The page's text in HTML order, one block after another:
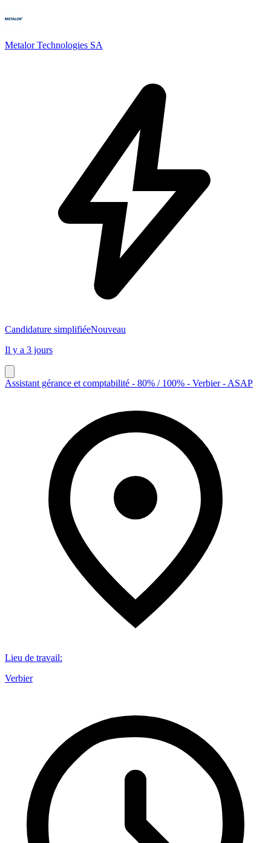
Metalor Technologies SA
Candidature simplifiéeNouveau
Il y a 3 jours
Assistant gérance et comptabilité - 80% / 100% - Verbier - ASAP
Lieu de travail:
Verbier